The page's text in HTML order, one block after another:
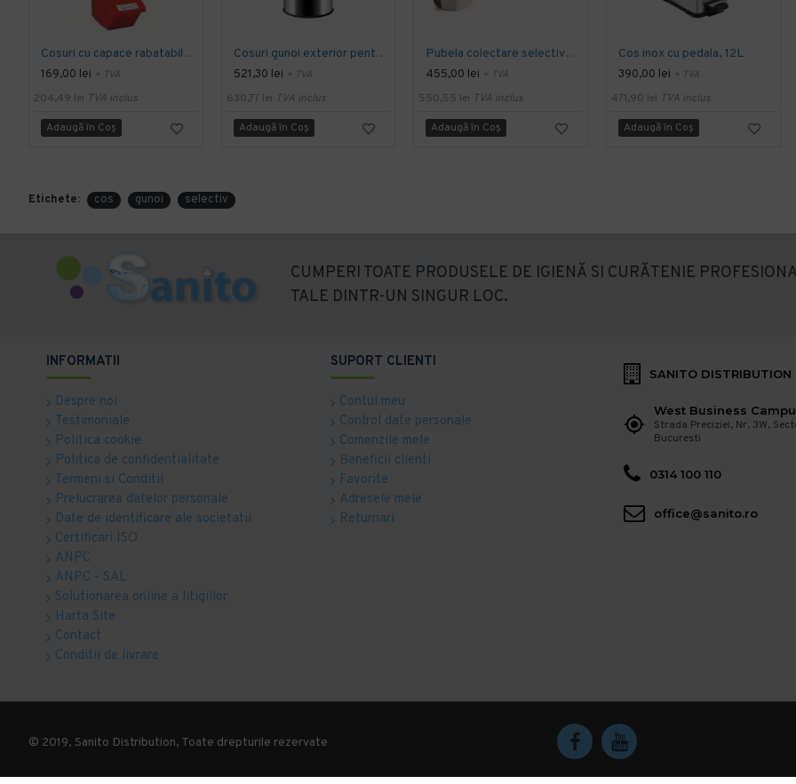
Cosuri cu capace rabatabile 45L, colectare selectiva - pret per cos
169,00 lei + TVA
204,49 lei TVA inclus
Adaugă în Coş
Cosuri gunoi exterior pentru reciclare, 45 L
521,30 lei + TVA
630,77 lei TVA inclus
Adaugă în Coş
Pubela colectare selectiva deseuri, 100 L
455,00 lei + TVA
550,55 lei TVA inclus
Adaugă în Coş
Cos inox cu pedala, 12L
390,00 lei + TVA
471,90 lei TVA inclus
Adaugă în Coş
Etichete: cos gunoi selectiv
CUMPERI TOATE PRODUSELE DE IGIENĂ SI CURĂTENIE
TALE DINTR-UN SINGUR LOC.
INFORMATII
Despre noi
Testimoniale
Politica cookie
Politica de confidentialitate
Termeni si Conditii
Prelucrarea datelor personale
Date de identificare ale societatii
Certificari ISO
ANPC
ANPC - SAL
Solutionarea online a litigiilor
Harta Site
Contact
Conditii de livrare
SUPORT CLIENTI
Contul meu
Control date personale
Comenzile mele
Beneficii clienti
Favorite
Adresele mele
Returnari
SANITO DISTRIBUTION
West Business
Strada Preciziei, Nr, 3W,
Bucuresti
0314 100 110
office@sanito.ro
© 2019, Sanito Distribution, Toate drepturile rezervate